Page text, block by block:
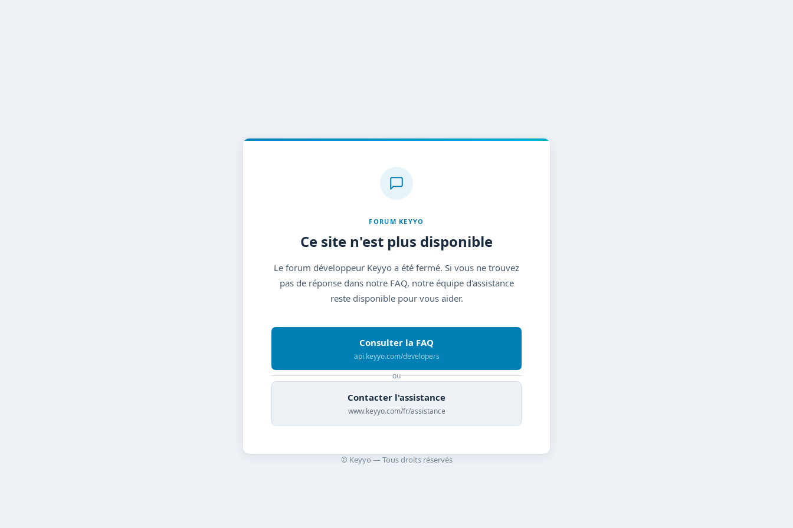
FORUM KEYYO
Ce site n'est plus disponible
Le forum développeur Keyyo a été fermé. Si vous ne trouvez
pas de réponse dans notre FAQ, notre équipe d'assistance
reste disponible pour vous aider.
Consulter la FAQ
api.keyyo.com/developers
ou
Contacter l'assistance
www.keyyo.com/fr/assistance
© Keyyo — Tous droits réservés